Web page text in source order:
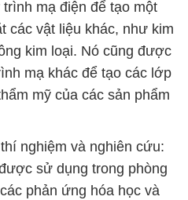
mạ điện để tạo một
các vật liệu khác, như kim
kim loại. Nó cũng được
mạ khác để tạo các lớp
mỹ của các sản phẩm
nghiệm và nghiên cứu:
sử dụng trong phòng
phản ứng hóa học và